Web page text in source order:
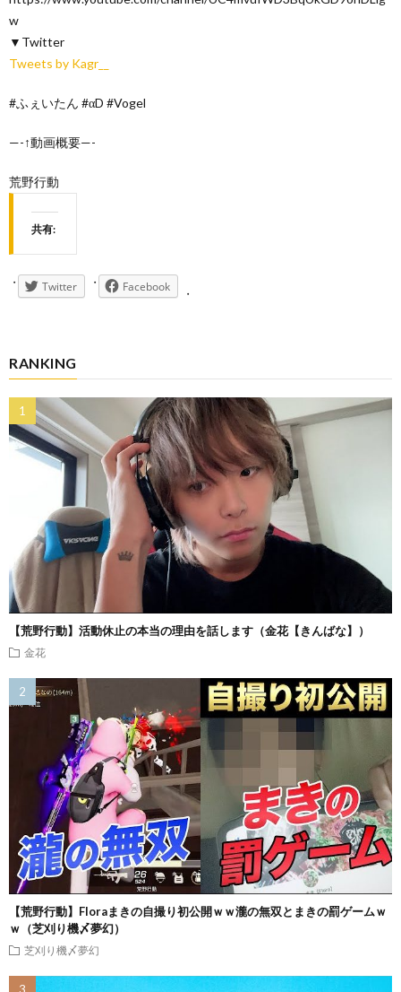
w
▼Twitter
Tweets by Kagr__
#ふぇいたん #αD #Vogel
—-↑動画概要—-
荒野行動
共有:
Twitter Facebook
RANKING
【荒野行動】活動休止の本当の理由を話します（金花【きんばな】）
金花
【荒野行動】Floraまきの自撮り初公開ｗｗ瀧の無双とまきの罰ゲームｗ
ｗ（芝刈り機〆夢幻）
芝刈り機〆夢幻